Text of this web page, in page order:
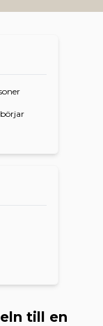
till en